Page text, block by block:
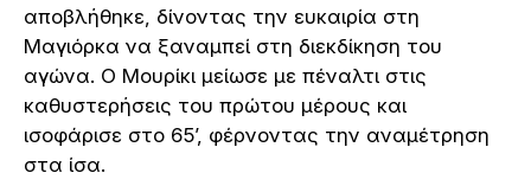
αποβλήθηκε, δίνοντας την ευκαιρία στη
Μαγιόρκα να ξαναμπεί στη διεκδίκηση του
αγώνα. Ο Μουρίκι μείωσε με πέναλτι στις
καθυστερήσεις του πρώτου μέρους και
ισοφάρισε στο 65’, φέρνοντας την αναμέτρηση
στα ίσα.